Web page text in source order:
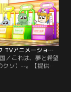
ポプテピピック TVアニメーション作品第二シリーズ 第10話
／これは、夢と希望
クソ）--。【提供：